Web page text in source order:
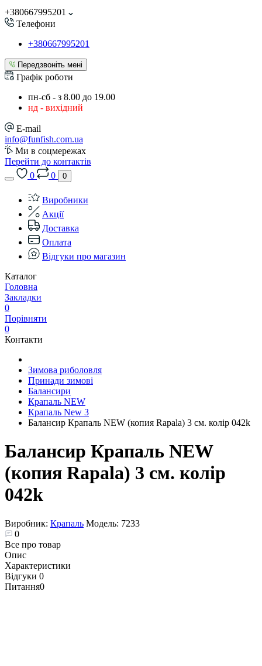
+380667995201
Телефони
+380667995201
Передзвоніть мені
Графік роботи
пн-сб - з 8.00 до 19.00
нд - вихідний
E-mail
info@funfish.com.ua
Ми в соцмережах
Перейти до контактів
0
0 0
Виробники
Акції
Доставка
Оплата
Відгуки про магазин
Каталог
Головна
Закладки
0
Порівняти
0
Контакти
Зимова риболовля
Принади зимові
Балансири
Крапаль NEW
Крапаль New 3
Балансир Крапаль NEW (копия Rapala) 3 см. колір 042k
Балансир Крапаль NEW
(копия Rapala) 3 см. колір
042k
Виробник: Крапаль Модель: 7233
0
Все про товар
Опис
Характеристики
Відгуки 0
Питання0